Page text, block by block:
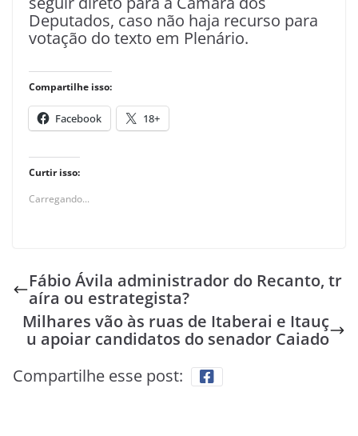
Deputados, caso não haja recurso para
votação do texto em Plenário.
Compartilhe isso:
Facebook 18+
Curtir isso:
Carregando...
Fábio Ávila administrador do Recanto, tr
aíra ou estrategista?
Milhares vão às ruas de Itaberai e Itauç
u apoiar candidatos do senador Caiado
Compartilhe esse post: